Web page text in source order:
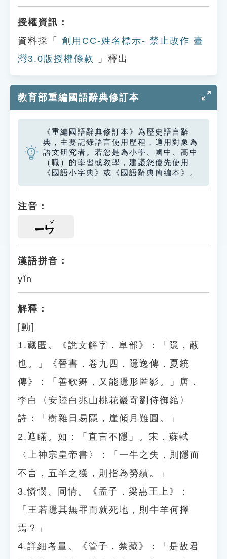
授權資訊：
資料採「
創用CC-姓名標示- 禁止改作 臺
灣3.0版授權條款
」釋出
教育部重編國語辭典修訂本
《重編國語辭典修訂本》為歷史語言辭
典，主要記錄語言使用歷程，適用對象為
語文研究者。若您是為小學、國中、高中
（職）的學習或教學，建議您優先使用
《國語小字典》或《國語辭典簡編本》。
注音：
ㄧㄣ
漢語拼音：
yǐn
解釋：
[動]
1.藏匿。《說文解字．阜部》：「隱，蔽
也。」《晉書．卷九四．隱逸傳．夏統
傳》：「善歌舞，又能隱形匿影。」唐．
李白〈安陸白兆山桃花巖寄劉侍御綰〉
詩：「樹雜日易隱，崖傾月難圓。」
2.遮瞞。如：「直言不隱」。宋．蘇軾
〈上神宗皇帝書〉：「一牛之失，則隱而
不言，五羊之獲，則指為勞績。」
3.憐憫、同情。《孟子．梁惠王上》：
「王若隱其無罪而就死地，則牛羊何擇
焉？」
4.詳細考量。《管子．禁藏》：「是故君